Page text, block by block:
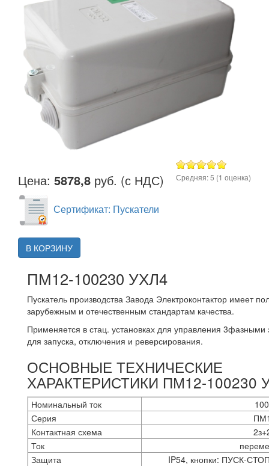
Цена: 5878,8 руб. (с НДС)
Сертификат: Пускатели
В КОРЗИНУ
Средняя:5 (1 оценка)
ПМ12-100230 УХЛ4
Пускатель производства Завода Электроконтактор имеет
зарубежным и отечественным стандартам качества.
Применяется в стац. установках для управления
для запуска, отключения и реверсирования.
ОСНОВНЫЕ ТЕХНИЧЕСКИЕ
ХАРАКТЕРИСТИКИ ПМ12-100230
Номинальный ток
Серия
Контактная схема
Ток
Защита
IP54, кнопки: ПУСК-